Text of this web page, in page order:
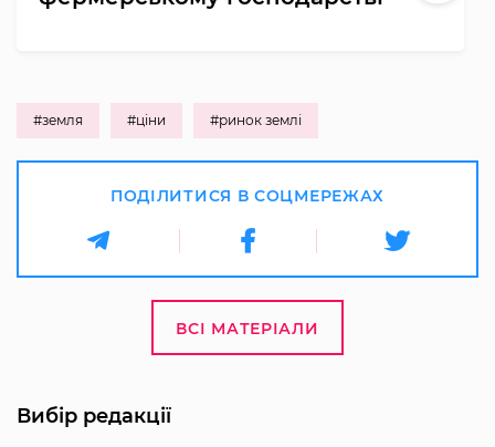
#земля #ціни #ринок землі
ПОДІЛИТИСЯ В СОЦМЕРЕЖАХ
ВСІ МАТЕРІАЛИ
Вибір редакції